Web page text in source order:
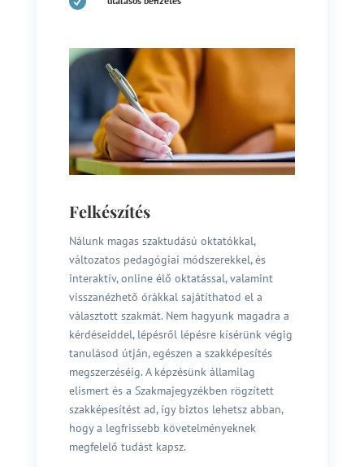
Felkészítés
Nálunk magas szaktudású oktatókkal,
változatos pedagógiai módszerekkel, és
interaktív, online élő oktatással, valamint
visszanézhető órákkal sajátíthatod el a
választott szakmát. Nem hagyunk magadra a
kérdéseiddel, lépésről lépésre kísérünk végig
tanulásod útján, egészen a szakképesítés
megszerzéséig. A képzésünk államilag
elismert és a Szakmajegyzékben rögzített
szakképesítést ad, így biztos lehetsz abban,
hogy a legfrissebb követelményeknek
megfelelő tudást kapsz.